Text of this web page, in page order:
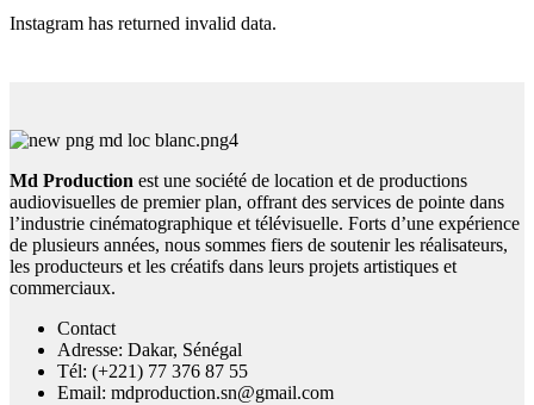
Instagram has returned invalid data.
Md Production est une société de location et de productions
audiovisuelles de premier plan, offrant des services de pointe dans
l’industrie cinématographique et télévisuelle. Forts d’une expérience
de plusieurs années, nous sommes fiers de soutenir les réalisateurs,
les producteurs et les créatifs dans leurs projets artistiques et
commerciaux.
Contact
Adresse: Dakar, Sénégal
Tél: (+221) 77 376 87 55
Email: mdproduction.sn@gmail.com